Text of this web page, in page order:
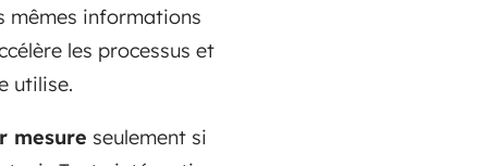
mêmes informations
les processus et
utilise.
mesure seulement si